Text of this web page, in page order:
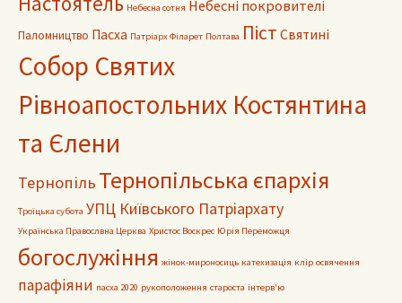
Небесна сотня Небесні покровителі
Паломництво Пасха Патріарх Філарет Полтава Піст Святині
Собор Святих
Рівноапостольних Костянтина
та Єлени
Тернопіль Тернопільська єпархія
Троїцька субота УПЦ Київського Патріархату
Українська Правослвна Церква Христос Воскрес Юрія Переможця
богослужіння жінок-мироносиць катехизація клір освячення
парафіяни пасха 2020 рукоположення староста інтерв'ю